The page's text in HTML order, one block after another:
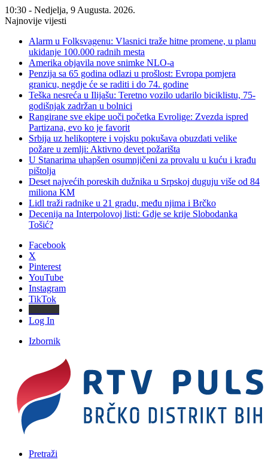
10:30 - Nedjelja, 9 Augusta. 2026.
Najnovije vijesti
Alarm u Folksvagenu: Vlasnici traže hitne promene, u planu
ukidanje 100.000 radnih mesta
Amerika objavila nove snimke NLO-a
Penzija sa 65 godina odlazi u prošlost: Evropa pomjera
granicu, negdje će se raditi i do 74. godine
Teška nesreća u Ilijašu: Teretno vozilo udarilo biciklistu, 75-
godišnjak zadržan u bolnici
Rangirane sve ekipe uoči početka Evrolige: Zvezda ispred
Partizana, evo ko je favorit
Srbija uz helikoptere i vojsku pokušava obuzdati velike
požare u zemlji: Aktivno devet požarišta
U Stanarima uhapšen osumnjičeni za provalu u kuću i krađu
pištolja
Deset najvećih poreskih dužnika u Srpskoj duguju više od 84
miliona KM
Lidl traži radnike u 21 gradu, među njima i Brčko
Decenija na Interpolovoj listi: Gdje se krije Slobodanka
Tošić?
Facebook
X
Pinterest
YouTube
Instagram
TikTok
Log In
Izbornik
Pretraži